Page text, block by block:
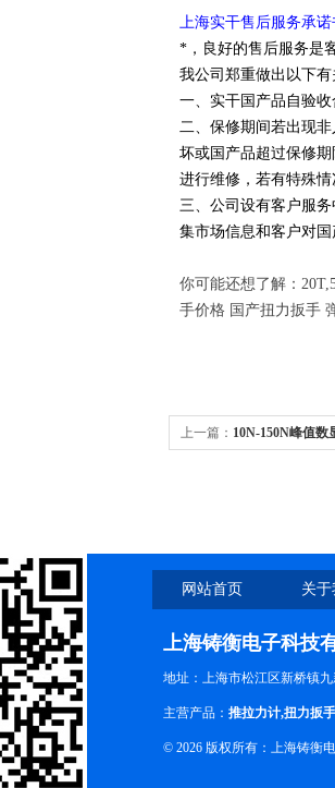
上海实干售后服务承诺
*，良好的售后服务是
我公司郑重做出以下
一、实干国产品自验
二、保修期间若出现
坏或国产品超过保修
进行维修，若有特殊
三、公司设有客户服
集市场信息和客户对
你可能还想了解：
手价格 国产扭力扳手
上一篇： 10N-150N峰值
网站首页 关
上海铸衡电子科技
地址：上海市松江区新桥镇
主营产品： 推拉力计,扭力扳手
© 2026 版权所有：上海铸衡